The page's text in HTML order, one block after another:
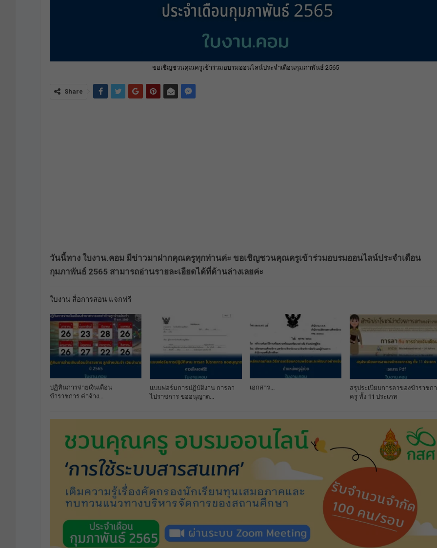
ขอเชิญชวนคุณครูเข้าร่วมอบรมออนไลน์ประจำเดือนกุมภาพันธ์ 2565
Share
วันนี้ทาง ใบงาน.คอม มีข่าวมาฝากคุณครูทุกท่านค่ะ ขอเชิญชวนคุณครูเข้าร่วมอบรมออนไลน์ประจำเดือน
กุมภาพันธ์ 2565 สามารถอ่านรายละเอียดได้ที่ด้านล่างเลยค่ะ
ใบงาน สื่อการสอน แจกฟรี
ปฏิทินการจ่ายเงินเดือน
ข้าราชการ ค่าจ้าง…
แบบฟอร์มการปฏิบัติงาน การลา
ไปราชการ ขออนุญาต…
เอกสาร…
สรุประเบียบการลาของข้าราชก
ครู ทั้ง 11 ประเภท